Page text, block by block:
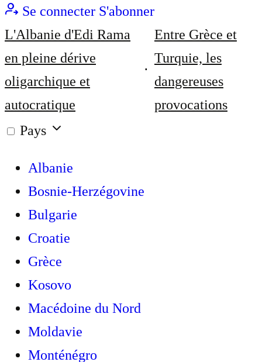
Se connecter S'abonner
L'Albanie d'Edi Rama
en pleine dérive
oligarchique et
autocratique
Entre Grèce et
Turquie, les
dangereuses
provocations
Pays
Albanie
Bosnie-Herzégovine
Bulgarie
Croatie
Grèce
Kosovo
Macédoine du Nord
Moldavie
Monténégro